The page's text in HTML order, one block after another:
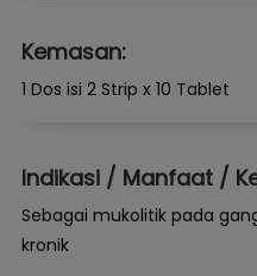
Kemasan:
1 Dos isi 2 Strip x 10 Tablet
Indikasi / Manfaat /
Sebagai mukolitik pada
kronik